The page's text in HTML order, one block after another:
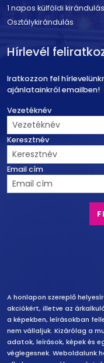
1 napos külföldi kirándulás
Osztálykirándulás
Hírlevél
Iratkozzon fel
ajánlatainkról emailben!
Vezetéknév
Keresztnév
Email cím
Felelősség
A honlapon szereplő
akciókért, illetve az
a képekben, leírásokban
nem vállaljuk. Kizárólag a
adatok, leírások, képek és
véglegesnek. Weboldalunk